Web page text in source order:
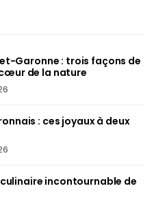
Garonne : trois façons de
de la nature
: ces joyaux à deux
incontournable de